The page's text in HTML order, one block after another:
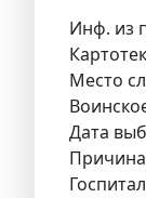
Инф. из
Место
Дата